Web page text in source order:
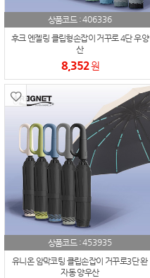
상품코드 :406336
후크 엔젤링 클립형손잡이 거꾸로 4단 우양
산
8,352원
상품코드 :453935
유니온 암막코팅 클립손잡이 거꾸로3단 완
자동 양우산